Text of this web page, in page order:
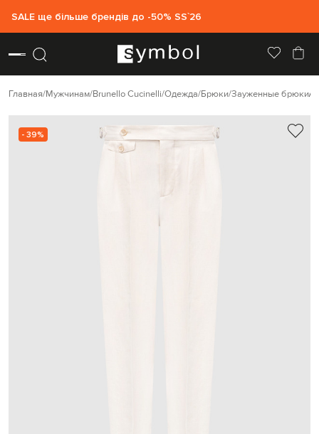
SALE ще більше брендів до -50% SS`26
Главная Мужчинам Brunello Cucinelli Одежда Брюки Зауженные брюки
- 39%